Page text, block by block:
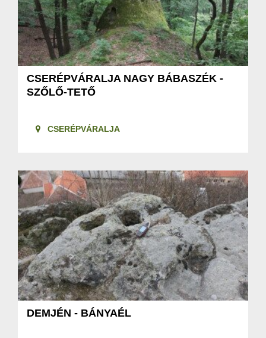
CSERÉPVÁRALJA NAGY BÁBASZÉK -
SZŐLŐ-TETŐ
CSERÉPVÁRALJA
DEMJÉN - BÁNYAÉL